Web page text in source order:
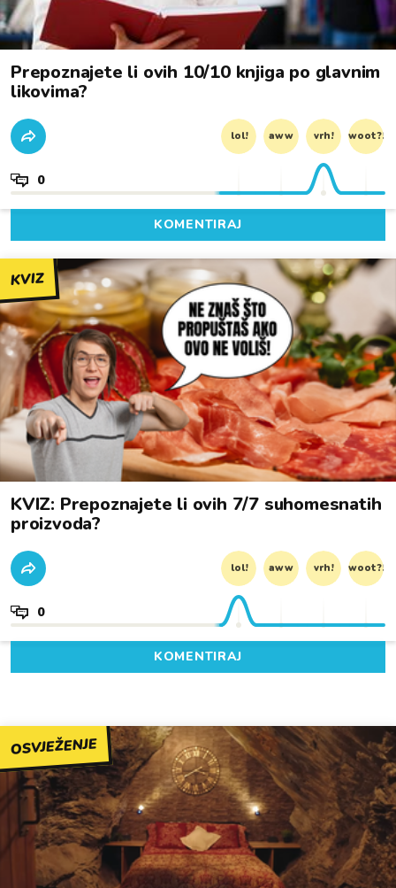
Prepoznajete li ovih 10/10 knjiga po glavnim
likovima?
lol! aww vrh! woot?!
0
KOMENTIRAJ
KVIZ
KVIZ: Prepoznajete li ovih 7/7 suhomesnatih
proizvoda?
lol! aww vrh! woot?!
0
KOMENTIRAJ
OSVJEŽENJE